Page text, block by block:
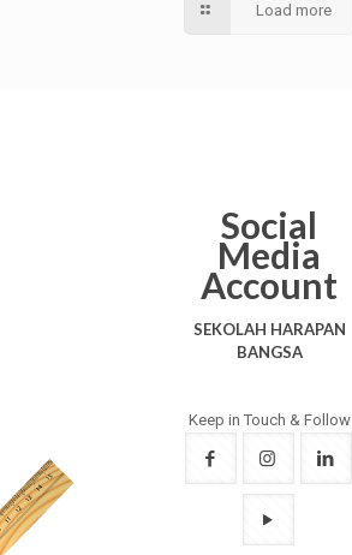
Load more
Social
Media
Account
SEKOLAH HARAPAN
BANGSA
Keep in Touch & Follow